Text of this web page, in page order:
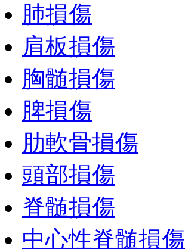
肺損傷
肩板損傷
胸髄損傷
脾損傷
肋軟骨損傷
頭部損傷
脊髄損傷
中心性脊髄損傷